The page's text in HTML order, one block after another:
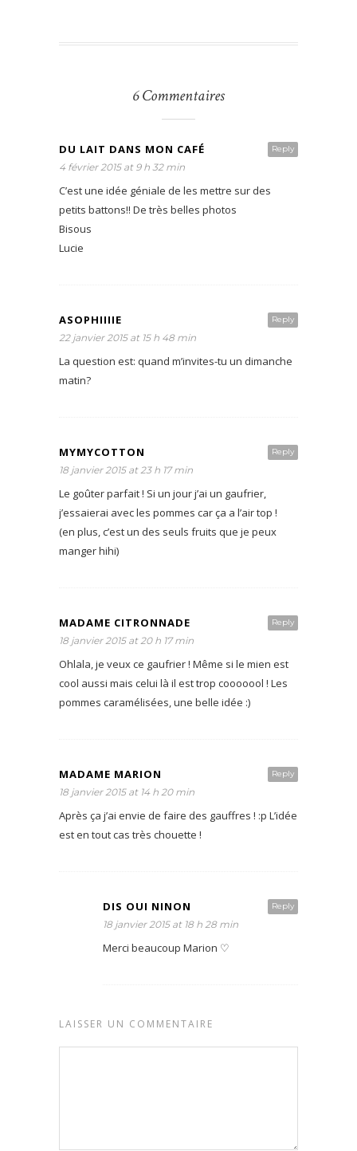
6 Commentaires
Reply
DU LAIT DANS MON CAFÉ
4 février 2015 at 9 h 32 min
C’est une idée géniale de les mettre sur des
petits battons!! De très belles photos
Bisous
Lucie
Reply
ASOPHIIIIE
22 janvier 2015 at 15 h 48 min
La question est: quand m’invites-tu un dimanche
matin?
Reply
MYMYCOTTON
18 janvier 2015 at 23 h 17 min
Le goûter parfait ! Si un jour j’ai un gaufrier,
j’essaierai avec les pommes car ça a l’air top !
(en plus, c’est un des seuls fruits que je peux
manger hihi)
Reply
MADAME CITRONNADE
18 janvier 2015 at 20 h 17 min
Ohlala, je veux ce gaufrier ! Même si le mien est
cool aussi mais celui là il est trop cooooool ! Les
pommes caramélisées, une belle idée :)
Reply
MADAME MARION
18 janvier 2015 at 14 h 20 min
Après ça j’ai envie de faire des gauffres ! :p L’idée
est en tout cas très chouette !
Reply
DIS OUI NINON
18 janvier 2015 at 18 h 28 min
Merci beaucoup Marion ♡
LAISSER UN COMMENTAIRE